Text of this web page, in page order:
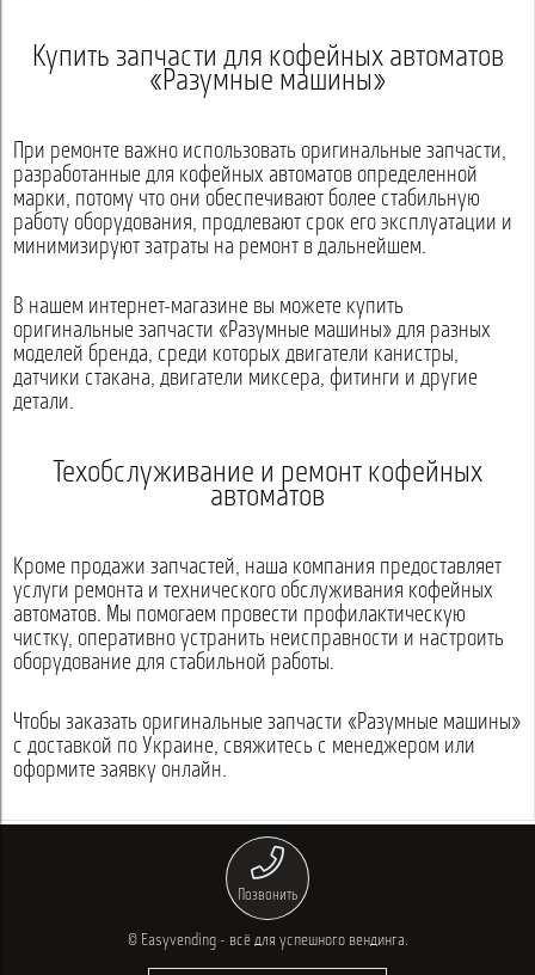
Купить запчасти для кофейных автоматов
«Разумные машины»
При ремонте важно использовать оригинальные запчасти,
разработанные для кофейных автоматов определенной
марки, потому что они обеспечивают более стабильную
работу оборудования, продлевают срок его эксплуатации и
минимизируют затраты на ремонт в дальнейшем.
В нашем интернет-магазине вы можете купить
оригинальные запчасти «Разумные машины» для разных
моделей бренда, среди которых двигатели канистры,
датчики стакана, двигатели миксера, фитинги и другие
детали.
Техобслуживание и ремонт кофейных
автоматов
Кроме продажи запчастей, наша компания предоставляет
услуги ремонта и технического обслуживания кофейных
автоматов. Мы помогаем провести профилактическую
чистку, оперативно устранить неисправности и настроить
оборудование для стабильной работы.
Чтобы заказать оригинальные запчасти «Разумные машины»
с доставкой по Украине, свяжитесь с менеджером или
оформите заявку онлайн.
Позвонить
© Easyvending - всё для успешного вендинга.